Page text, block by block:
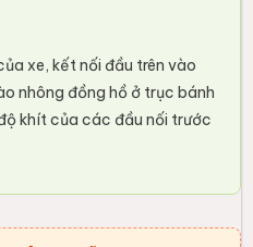
xe, kết nối đầu trên vào
nhông đồng hồ ở trục bánh
khít của các đầu nối trước